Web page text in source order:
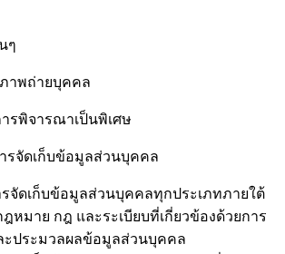
ๆ
าพถ่ายบุคคล
รพิจารณาเป็นพิเศษ
รจัดเก็บข้อมูลส่วนบุคคล
รจัดเก็บข้อมูลส่วนบุคคลทุกประเภทภายใต้
หมาย กฎ และระเบียบที่เกี่ยวข้องด้วยการ
ะประมวลผลข้อมูลส่วนบุคคล